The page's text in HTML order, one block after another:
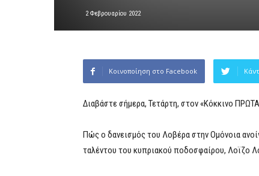
2 Φεβρουαρίου 2022
Κοινοποίηση στο Facebook
Διαβάστε σήμερα, Τετάρτη, στον «Κόκκινο
Πώς ο δανεισμός του Λοβέρα στην Ομόνοια
ταλέντου του κυπριακού ποδοσφαίρου, Λοϊζο